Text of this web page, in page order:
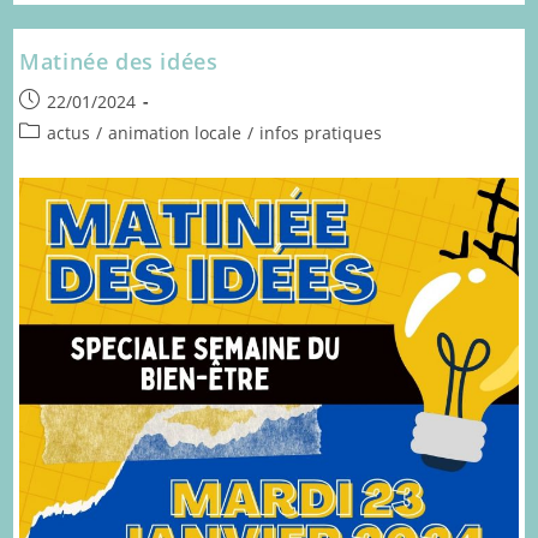
Famille
Tous
Matinée des idées
Publication
publiée :
22/01/2024
Postactus / animation locale / infos pratiques